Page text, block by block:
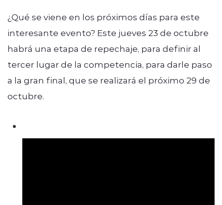
¿Qué se viene en los próximos días para este
interesante evento? Este jueves 23 de octubre
habrá una etapa de repechaje, para definir al
tercer lugar de la competencia, para darle paso
a la gran final, que se realizará el próximo 29 de
octubre.